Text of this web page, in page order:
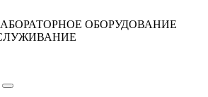
ОБОРУДОВАНИЕ